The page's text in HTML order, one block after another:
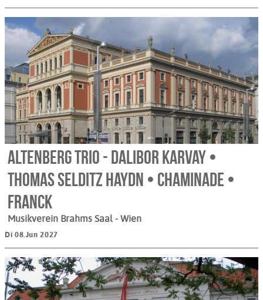
Altenberg Trio - Dalibor Karvay •
Thomas Selditz Haydn • Chaminade •
Franck
Musikverein Brahms Saal - Wien
Di 08.Jun 2027